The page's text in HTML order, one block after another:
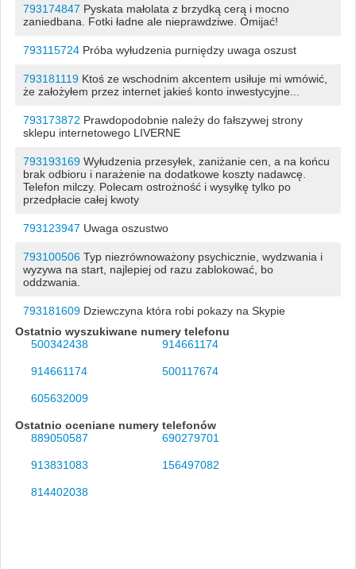
793174847 Pyskata małolata z brzydką cerą i mocno
zaniedbana. Fotki ładne ale nieprawdziwe. Omijać!
793115724Próba wyłudzenia purniędzy uwaga oszust
793181119Ktoś ze wschodnim akcentem usiłuje mi wmówić,
że założyłem przez internet jakieś konto inwestycyjne...
793173872 Prawdopodobnie należy do fałszywej strony
sklepu internetowego LIVERNE
793193169Wyłudzenia przesyłek, zaniżanie cen, a na końcu
brak odbioru i narażenie na dodatkowe koszty nadawcę.
Telefon milczy. Polecam ostrożność i wysyłkę tylko po
przedpłacie całej kwoty
793123947 Uwaga oszustwo
793100506Typ niezrównoważony psychicznie, wydzwania i
wyzywa na start, najlepiej od razu zablokować, bo
oddzwania.
793181609Dziewczyna która robi pokazy na Skypie
Ostatnio wyszukiwane numery telefonu
500342438
914661174
914661174 500117674
605632009
Ostatnio oceniane numery telefonów
889050587
690279701
913831083 156497082
814402038